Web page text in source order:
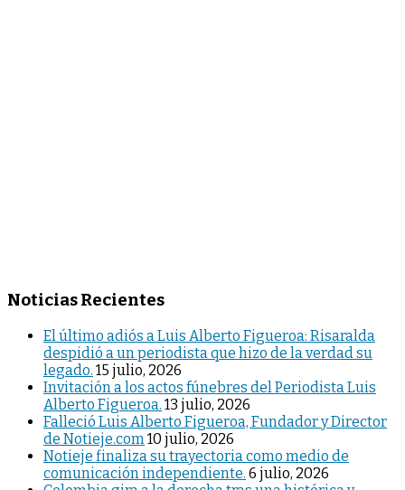
Noticias Recientes
El último adiós a Luis Alberto Figueroa: Risaralda
despidió a un periodista que hizo de la verdad su
legado. 15 julio, 2026
Invitación a los actos fúnebres del Periodista Luis
Alberto Figueroa. 13 julio, 2026
Falleció Luis Alberto Figueroa, Fundador y Director
de Notieje.com 10 julio, 2026
Notieje finaliza su trayectoria como medio de
comunicación independiente. 6 julio, 2026